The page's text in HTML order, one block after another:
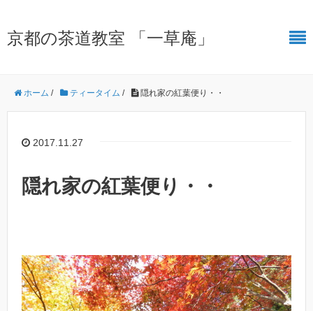
京都の茶道教室 「一草庵」
ホーム / ティータイム / 隠れ家の紅葉便り・・
2017.11.27
隠れ家の紅葉便り・・